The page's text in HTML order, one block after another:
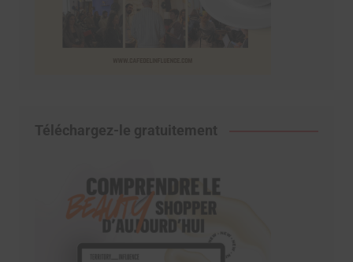
Téléchargez-le gratuitement